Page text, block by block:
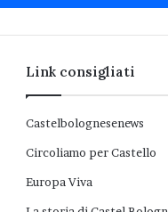
Link consigliati
Castelbolognesenews
Circoliamo per Castello
Europa Viva